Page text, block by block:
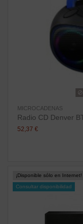
MICROCADENAS
Radio CD Denver
52,37 €
¡Disponible sólo en Internet!
Consultar disponibilidad